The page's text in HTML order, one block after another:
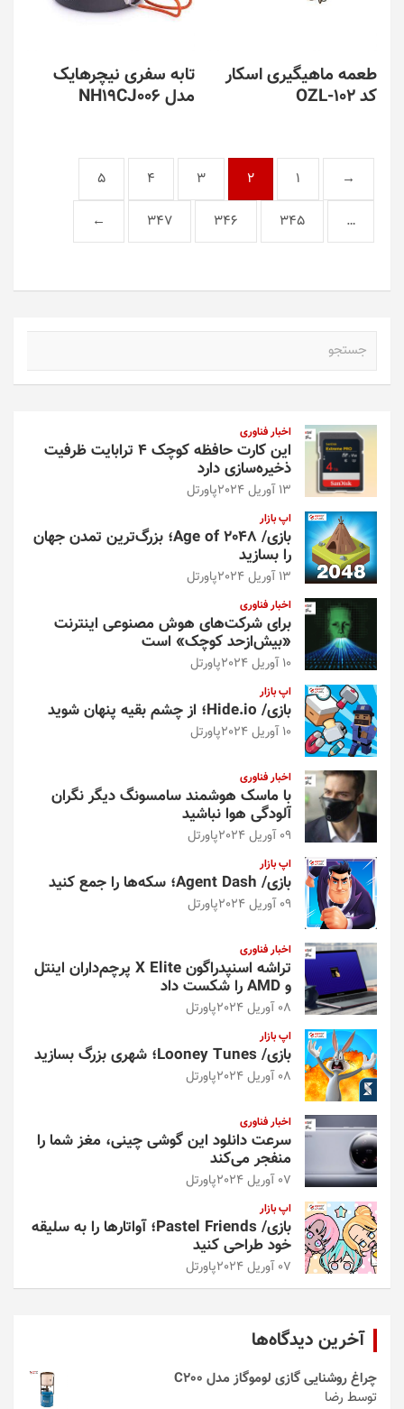
طعمه ماهیگیری اسکار
کد OZL-102
تابه سفری نیچرهایک
مدل NH19CJ006
→
1
2
3
4
5
…
345
346
347
←
اخبار فناوری
این کارت حافظه کوچک ۴ ترابایت ظرفیت
ذخیره‌سازی دارد
13 آوریل 2024 پاورتل
اپ بازار
بازی/ Age of 2048؛ بزرگ‌ترین تمدن جهان
را بسازید
13 آوریل 2024 پاورتل
اخبار فناوری
برای شرکت‌های هوش مصنوعی اینترنت
«بیش‌از‌حد کوچک» است
10 آوریل 2024 پاورتل
اپ بازار
بازی/ Hide.io؛ از چشم بقیه پنهان شوید
10 آوریل 2024 پاورتل
اخبار فناوری
با ماسک هوشمند سامسونگ دیگر نگران
آلودگی هوا نباشید
09 آوریل 2024 پاورتل
اپ بازار
بازی/ Agent Dash؛ سکه‌ها را جمع کنید
09 آوریل 2024 پاورتل
اخبار فناوری
تراشه اسنپدراگون X Elite پرچم‌داران اینتل
و AMD را شکست داد
08 آوریل 2024 پاورتل
اپ بازار
بازی/ Looney Tunes؛ شهری بزرگ بسازید
08 آوریل 2024 پاورتل
اخبار فناوری
سرعت دانلود این گوشی چینی، مغز شما را
منفجر می‌کند
07 آوریل 2024 پاورتل
اپ بازار
بازی/ Pastel Friends؛ آواتارها را به سلیقه
خود طراحی کنید
07 آوریل 2024 پاورتل
آخرین دیدگاه‌ها
چراغ روشنایی گازی لوموگاز مدل C200
توسط رضا